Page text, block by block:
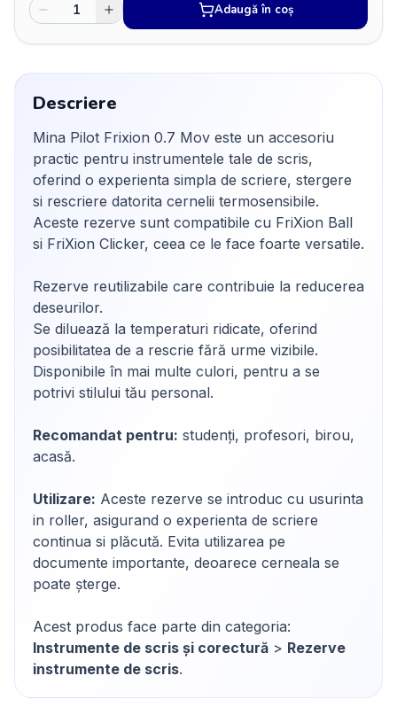
Adaugă în coș
Descriere
Mina Pilot Frixion 0.7 Mov este un accesoriu
practic pentru instrumentele tale de scris,
oferind o experienta simpla de scriere, stergere
si rescriere datorita cernelii termosensibile.
Aceste rezerve sunt compatibile cu FriXion Ball
si FriXion Clicker, ceea ce le face foarte versatile.
Rezerve reutilizabile care contribuie la reducerea
deseurilor.
Se diluează la temperaturi ridicate, oferind
posibilitatea de a rescrie fără urme vizibile.
Disponibile în mai multe culori, pentru a se
potrivi stilului tău personal.
Recomandat pentru: studenți, profesori, birou,
acasă.
Utilizare: Aceste rezerve se introduc cu usurinta
in roller, asigurand o experienta de scriere
continua si plăcută. Evita utilizarea pe
documente importante, deoarece cerneala se
poate șterge.
Acest produs face parte din categoria:
Instrumente de scris și corectură > Rezerve
instrumente de scris.